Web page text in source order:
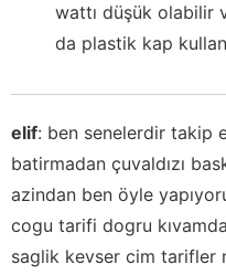
wattı düşük olabilir
da plastik kap
elif: ben senelerdir takip
batirmadan çuvaldızı
azindan ben öyle
cogu tarifi dogru
saglik kevser cim tarifler